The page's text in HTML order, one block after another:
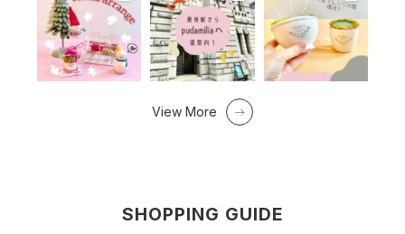
View More
SHOPPING GUIDE